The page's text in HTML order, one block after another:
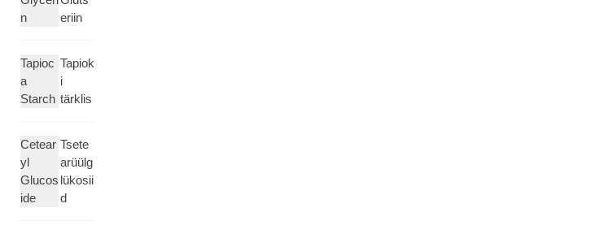
n
eriin
Tapioc
a
Starch
Tapiok
i
tärklis
Cetear
yl
Glucos
ide
Tsete
arüülg
lükosii
d